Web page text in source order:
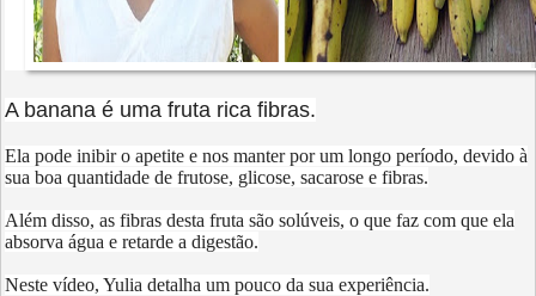
A banana é uma fruta rica fibras.
Ela pode inibir o apetite e nos manter por um longo período, devido à
sua boa quantidade de frutose, glicose, sacarose e fibras.
Além disso, as fibras desta fruta são solúveis, o que faz com que ela
absorva água e retarde a digestão.
Neste vídeo, Yulia detalha um pouco da sua experiência.